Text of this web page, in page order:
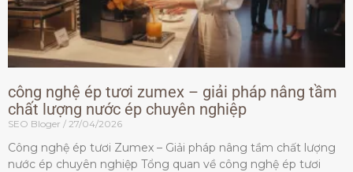
công nghệ ép tươi zumex – giải pháp nâng tầm
chất lượng nước ép chuyên nghiệp
SEO Bloger 27/04/2026
Công nghệ ép tươi Zumex – Giải pháp nâng tầm chất lượng
nước ép chuyên nghiệp Tổng quan về công nghệ ép tươi